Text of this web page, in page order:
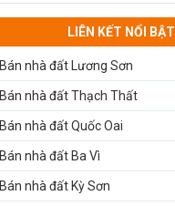
LIÊN KẾT NỔI BẬT
Bán nhà đất Lương Sơn
Bán nhà đất Thạch Thất
Bán nhà đất Quốc Oai
Bán nhà đất Ba Vì
Bán nhà đất Kỳ Sơn